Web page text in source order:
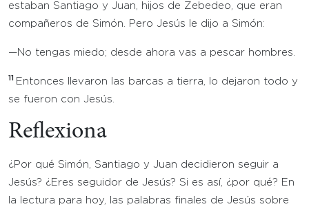
estaban Santiago y Juan, hijos de Zebedeo, que eran
compañeros de Simón. Pero Jesús le dijo a Simón:
—No tengas miedo; desde ahora vas a pescar hombres.
11
Entonces llevaron las barcas a tierra, lo dejaron todo y
se fueron con Jesús.
Reflexiona
¿Por qué Simón, Santiago y Juan decidieron seguir a
Jesús? ¿Eres seguidor de Jesús? Si es así, ¿por qué? En
la lectura para hoy, las palabras finales de Jesús sobre